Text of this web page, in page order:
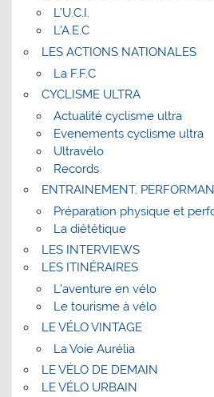
L’U.C.I.
L’A.E.C
LES ACTIONS NATIONALES
La F.F.C
CYCLISME ULTRA
Actualité cyclisme ultra
Evenements cyclisme ultra
Ultravélo
Records
ENTRAINEMENT,
Préparation physique et
La diététique
LES INTERVIEWS
LES ITINÉRAIRES
L’aventure en vélo
Le tourisme à vélo
LE VÉLO VINTAGE
La Voie Aurélia
LE VÉLO DE DEMAIN
LE VÉLO URBAIN